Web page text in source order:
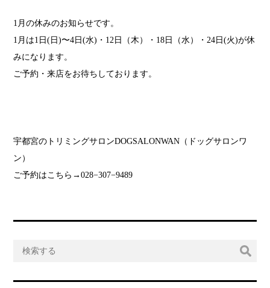
1月の休みのお知らせです。
1月は1日(日)〜4日(水)・12日（木）・18日（水）・24日(火)が休
みになります。
ご予約・来店をお待ちしております。
宇都宮のトリミングサロンDOGSALONWAN（ドッグサロンワ
ン）
ご予約はこちら→028−307−9489